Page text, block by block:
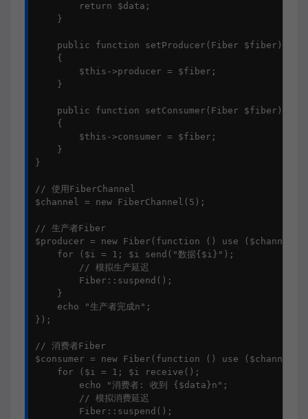
        return $data;
    }
public function setProducer(Fiber $fiber):
    {
        $this->producer = $fiber;
    }
public function setConsumer(Fiber $fiber):
    {
        $this->consumer = $fiber;
    }
}
// 使用FiberChannel
$channel = new FiberChannel(5);
// 生产者Fiber
$producer = new Fiber(function () use ($channel)
    for ($i = 1; $i send("数据{$i}");
        // 模拟生产延迟
        Fiber::suspend();
    }
    echo "生产者完成n";
});
// 消费者Fiber
$consumer = new Fiber(function () use ($channel)
    for ($i = 1; $i receive();
        echo "消费者: 收到 {$data}n";
        // 模拟消费延迟
        Fiber::suspend();